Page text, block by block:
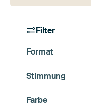
Filter
Format
Stimmung
Farbe